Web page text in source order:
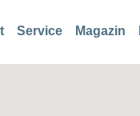
Service Magazin